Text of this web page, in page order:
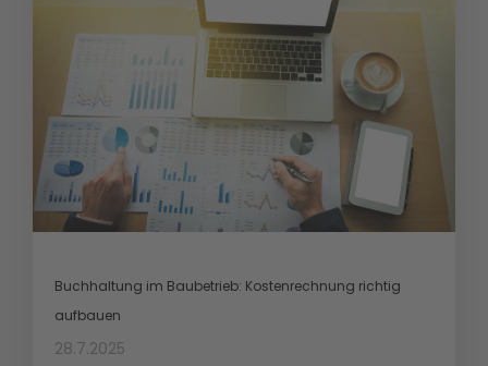
Buchhaltung im Baubetrieb: Kostenrechnung richtig
aufbauen
28.7.2025